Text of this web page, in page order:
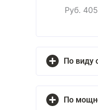
Руб.
По виду
По